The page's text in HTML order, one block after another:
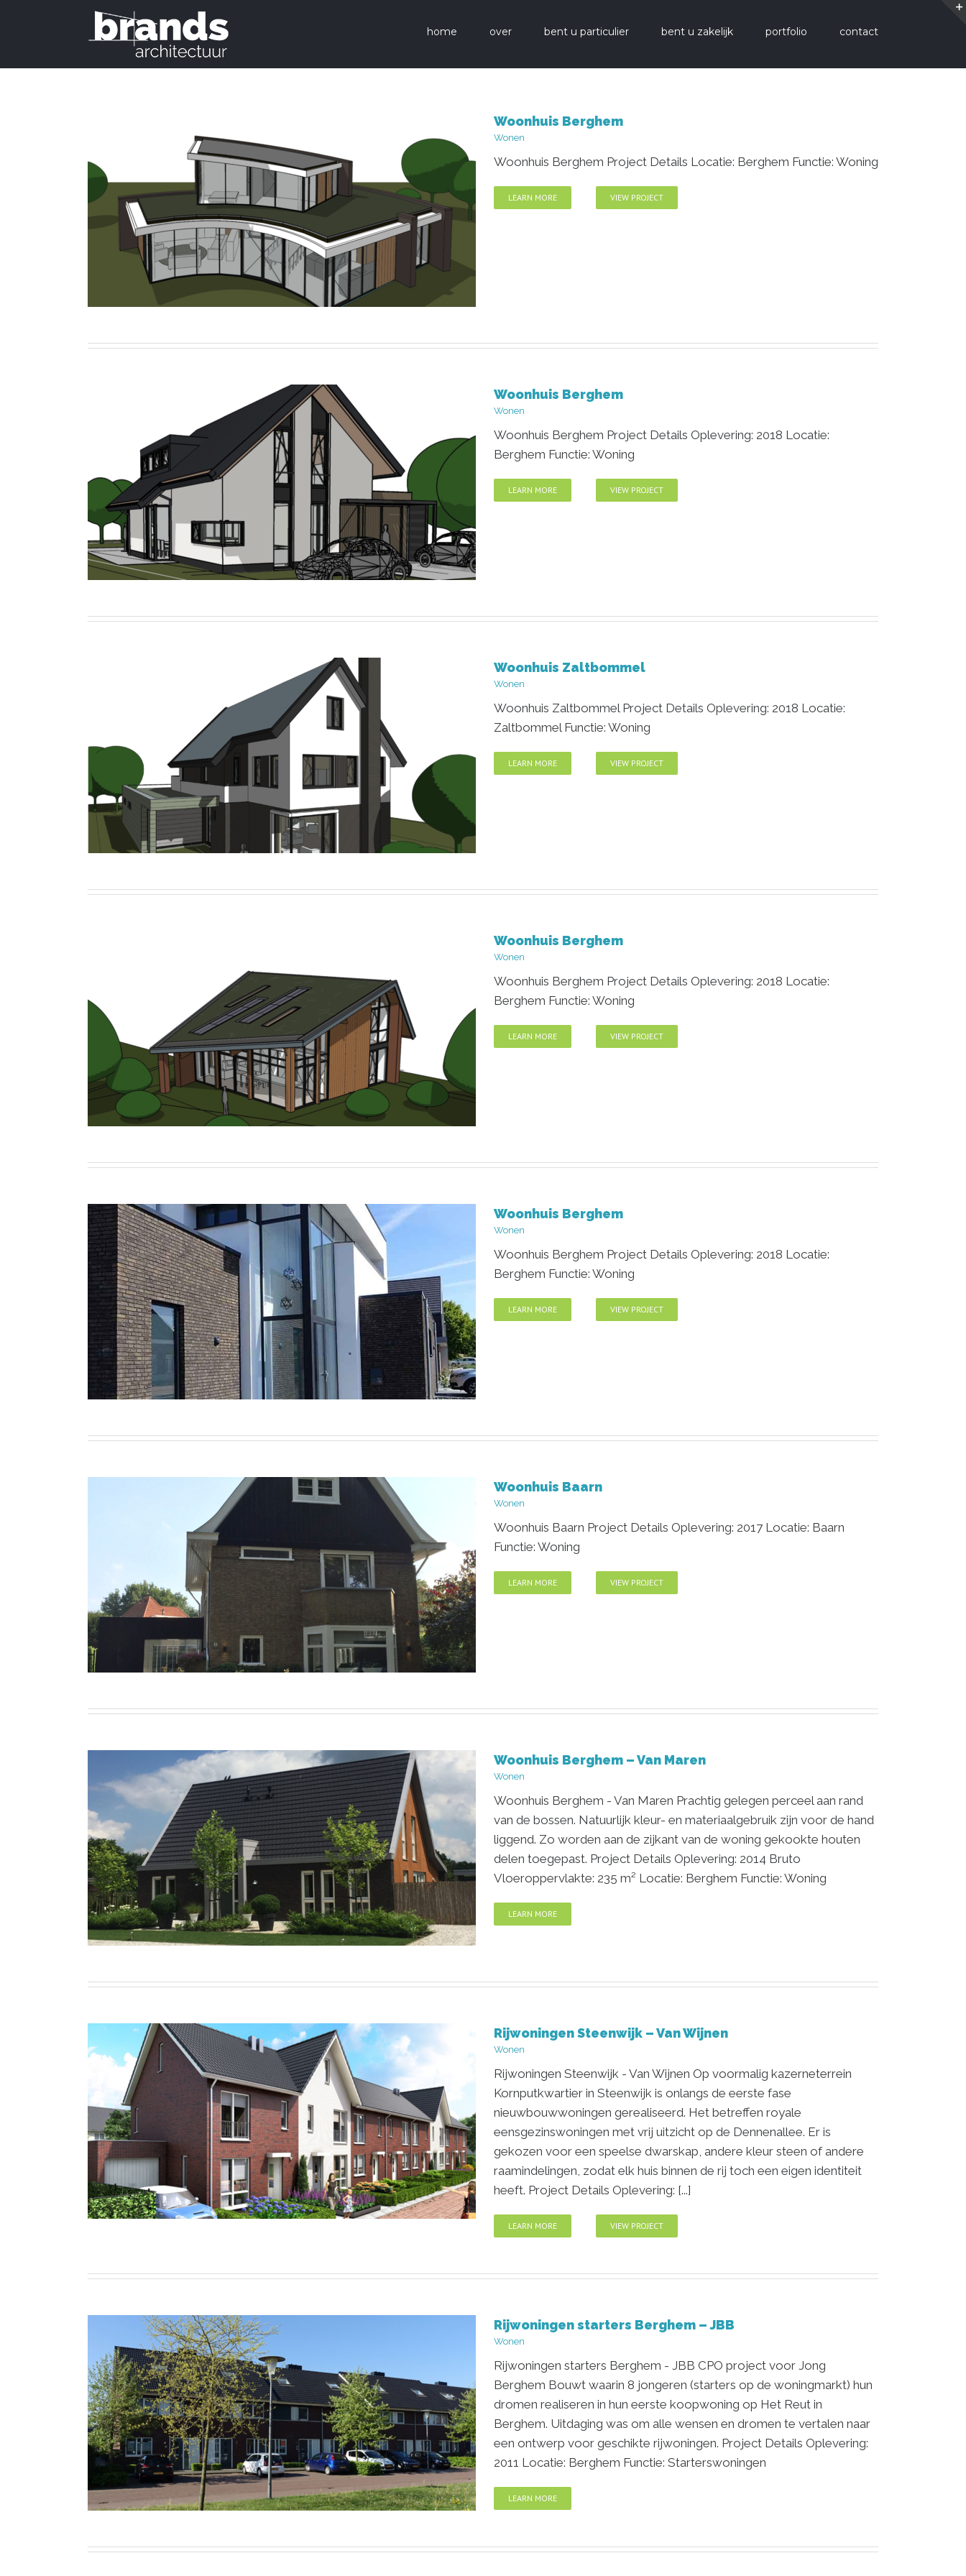
home over bent u particulier bent u zakelijk portfolio contact
Woonhuis Berghem
Wonen
Woonhuis Berghem
Wonen
Woonhuis Berghem Project Details Locatie: Berghem Functie: Woning
LEARN MORE VIEW PROJECT
Woonhuis Berghem
Wonen
Woonhuis Berghem
Wonen
Woonhuis Berghem Project Details Oplevering: 2018 Locatie:
Berghem Functie: Woning
LEARN MORE VIEW PROJECT
Woonhuis Zaltbommel
Wonen
Woonhuis Zaltbommel Project Details Oplevering: 2018 Locatie:
Zaltbommel Functie: Woning
LEARN MORE VIEW PROJECT
Woonhuis Berghem
Woonhuis Berghem
Wonen
Woonhuis Berghem Project Details Oplevering: 2018 Locatie:
Berghem Functie: Woning
LEARN MORE VIEW PROJECT
Woonhuis Berghem
Woonhuis Berghem
Wonen
Woonhuis Berghem Project Details Oplevering: 2018 Locatie:
Berghem Functie: Woning
LEARN MORE VIEW PROJECT
Woonhuis Baarn
Wonen
Woonhuis Baarn
Wonen
Woonhuis Baarn Project Details Oplevering: 2017 Locatie: Baarn
Functie: Woning
LEARN MORE VIEW PROJECT
Woonhuis Berghem – Van Maren
Wonen
Woonhuis Berghem – Van Maren
Wonen
Woonhuis Berghem - Van Maren Prachtig gelegen perceel aan rand
van de bossen. Natuurlijk kleur- en materiaalgebruik zijn voor de hand
liggend. Zo worden aan de zijkant van de woning gekookte houten
delen toegepast. Project Details Oplevering: 2014 Bruto
Vloeroppervlakte: 235 m² Locatie: Berghem Functie: Woning
LEARN MORE
Rijwoningen Steenwijk – Van Wijnen
Wonen
Rijwoningen Steenwijk – Van Wijnen
Wonen
Rijwoningen Steenwijk - Van Wijnen Op voormalig kazerneterrein
Kornputkwartier in Steenwijk is onlangs de eerste fase
nieuwbouwwoningen gerealiseerd. Het betreffen royale
eensgezinswoningen met vrij uitzicht op de Dennenallee. Er is
gekozen voor een speelse dwarskap, andere kleur steen of andere
raamindelingen, zodat elk huis binnen de rij toch een eigen identiteit
heeft. Project Details Oplevering: [...]
LEARN MORE VIEW PROJECT
Rijwoningen starters Berghem – JBB
Wonen
Rijwoningen starters Berghem - JBB CPO project voor Jong
Berghem Bouwt waarin 8 jongeren (starters op de woningmarkt) hun
dromen realiseren in hun eerste koopwoning op Het Reut in
Berghem. Uitdaging was om alle wensen en dromen te vertalen naar
een ontwerp voor geschikte rijwoningen. Project Details Oplevering:
2011 Locatie: Berghem Functie: Starterswoningen
LEARN MORE